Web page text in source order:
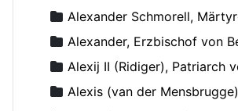
Alexander Schmorell,
Alexander, Erzbischof von Berlin
Alexij II (Ridiger), Patriarch
Alexis (van der